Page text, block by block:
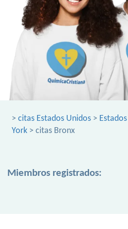
> citas Estados Unidos >
York > citas Bronx
Miembros registrados: